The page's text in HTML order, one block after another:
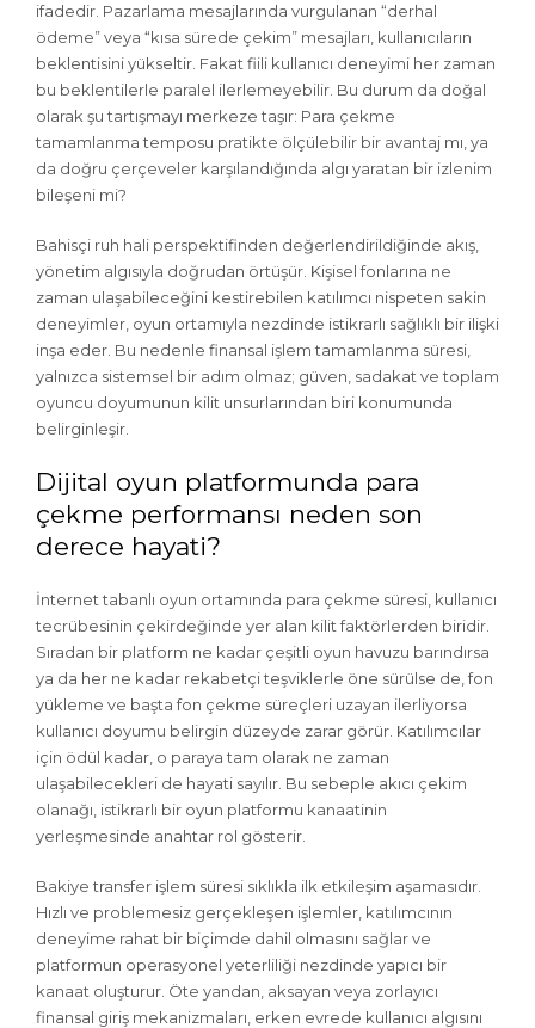
ifadedir. Pazarlama mesajlarında vurgulanan “derhal
ödeme” veya “kısa sürede çekim” mesajları, kullanıcıların
beklentisini yükseltir. Fakat fiili kullanıcı deneyimi her zaman
bu beklentilerle paralel ilerlemeyebilir. Bu durum da doğal
olarak şu tartışmayı merkeze taşır: Para çekme
tamamlanma temposu pratikte ölçülebilir bir avantaj mı, ya
da doğru çerçeveler karşılandığında algı yaratan bir izlenim
bileşeni mi?
Bahisçi ruh hali perspektifinden değerlendirildiğinde akış,
yönetim algısıyla doğrudan örtüşür. Kişisel fonlarına ne
zaman ulaşabileceğini kestirebilen katılımcı nispeten sakin
deneyimler, oyun ortamıyla nezdinde istikrarlı sağlıklı bir ilişki
inşa eder. Bu nedenle finansal işlem tamamlanma süresi,
yalnızca sistemsel bir adım olmaz; güven, sadakat ve toplam
oyuncu doyumunun kilit unsurlarından biri konumunda
belirginleşir.
Dijital oyun platformunda para
çekme performansı neden son
derece hayati?
İnternet tabanlı oyun ortamında para çekme süresi, kullanıcı
tecrübesinin çekirdeğinde yer alan kilit faktörlerden biridir.
Sıradan bir platform ne kadar çeşitli oyun havuzu barındırsa
ya da her ne kadar rekabetçi teşviklerle öne sürülse de, fon
yükleme ve başta fon çekme süreçleri uzayan ilerliyorsa
kullanıcı doyumu belirgin düzeyde zarar görür. Katılımcılar
için ödül kadar, o paraya tam olarak ne zaman
ulaşabilecekleri de hayati sayılır. Bu sebeple akıcı çekim
olanağı, istikrarlı bir oyun platformu kanaatinin
yerleşmesinde anahtar rol gösterir.
Bakiye transfer işlem süresi sıklıkla ilk etkileşim aşamasıdır.
Hızlı ve problemesiz gerçekleşen işlemler, katılımcının
deneyime rahat bir biçimde dahil olmasını sağlar ve
platformun operasyonel yeterliliği nezdinde yapıcı bir
kanaat oluşturur. Öte yandan, aksayan veya zorlayıcı
finansal giriş mekanizmaları, erken evrede kullanıcı algısını